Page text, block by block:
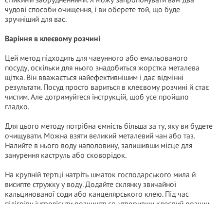
чудові способи очищення, і ви оберете той, що буде
зручніший для вас.
Варіння в клеєвому розчині
Цей метод підходить для чавунного або емальованого
посуду, оскільки для нього знадобиться жорстка металева
щітка. Він вважається найефективнішим і дає відмінні
результати. Посуд просто вариться в клеєвому розчині й стає
чистим. Але дотримуйтеся інструкцій, щоб усе пройшло
гладко.
Для цього методу потрібна ємність більша за ту, яку ви будете
очищувати. Можна взяти великий металевий чан або таз.
Налийте в нього воду наполовину, залишивши місце для
занурення каструль або сковорідок.
На крупній тертці натріть шматок господарського мила й
висипте стружку у воду. Додайте склянку звичайної
кальцинованої соди або канцелярського клею. Під час